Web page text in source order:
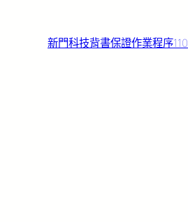
新門科技背書保證作業程序110